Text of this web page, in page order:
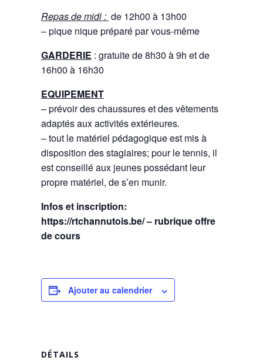
Repas de midi : de 12h00 à 13h00
– pique nique préparé par vous-même
GARDERIE : gratuite de 8h30 à 9h et de
16h00 à 16h30
EQUIPEMENT
– prévoir des chaussures et des vêtements
adaptés aux activités extérieures.
– tout le matériel pédagogique est mis à
disposition des stagiaires; pour le tennis, il
est conseillé aux jeunes possédant leur
propre matériel, de s’en munir.
Infos et inscription:
https://rtchannutois.be/ – rubrique offre
de cours
Ajouter au calendrier
DÉTAILS